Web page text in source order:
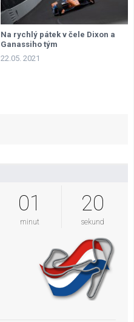
Na rychlý pátek v čele Dixon a
Ganassiho tým
22.05. 2021
01
minut
19
sekund